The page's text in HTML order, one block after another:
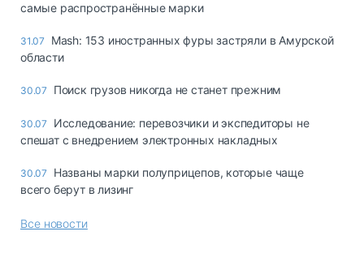
самые распространённые марки
31.07
Mash: 153 иностранных фуры застряли в Амурской
области
30.07 Поиск грузов никогда не станет прежним
30.07
Исследование: перевозчики и экспедиторы не
спешат с внедрением электронных накладных
30.07
Названы марки полуприцепов, которые чаще
всего берут в лизинг
Все новости